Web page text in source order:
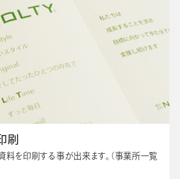
刷
料を印刷する事が出来ます。（事業所一覧